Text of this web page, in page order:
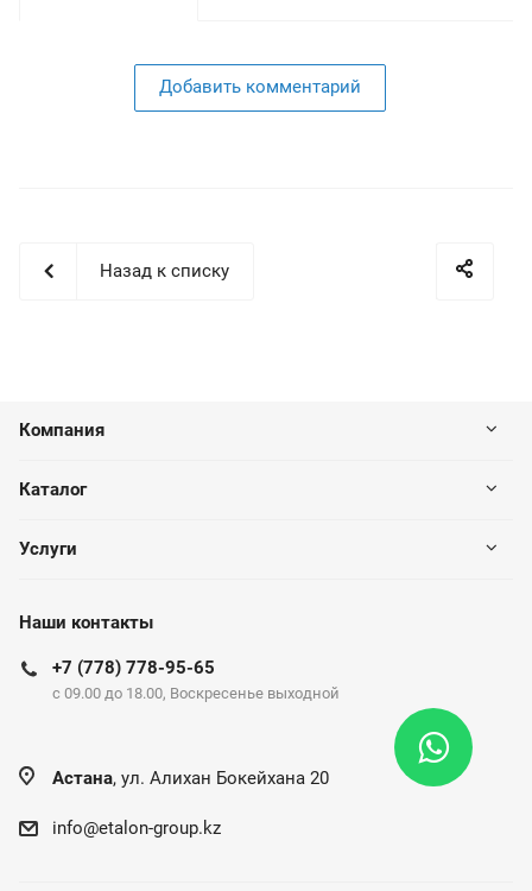
Добавить комментарий
Назад к списку
Компания
Каталог
Услуги
Наши контакты
+7 (778) 778-95-65
c 09.00 до 18.00, Воскресенье выходной
Астана, ул. Алихан Бокейхана 20
info@etalon-group.kz